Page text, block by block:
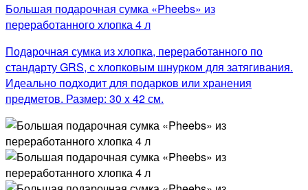
Большая подарочная сумка «Pheebs» из
переработанного хлопка 4 л
Подарочная сумка из хлопка, переработанного по
стандарту GRS, с хлопковым шнурком для затягивания.
Идеально подходит для подарков или хранения
предметов. Размер: 30 x 42 см.